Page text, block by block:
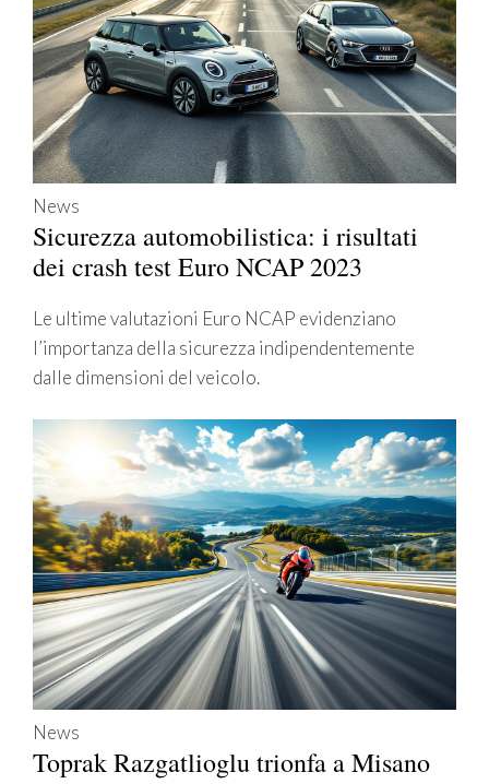
News
Sicurezza automobilistica: i risultati
dei crash test Euro NCAP 2023
Le ultime valutazioni Euro NCAP evidenziano
l’importanza della sicurezza indipendentemente
dalle dimensioni del veicolo.
News
Toprak Razgatlioglu trionfa a Misano